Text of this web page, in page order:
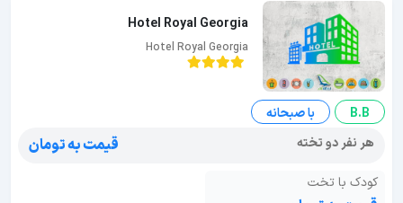
Hotel Royal Georgia
Hotel Royal Georgia
B.B
با صبحانه
هر نفر دو تخته
قیمت به تومان
کودک با تخت